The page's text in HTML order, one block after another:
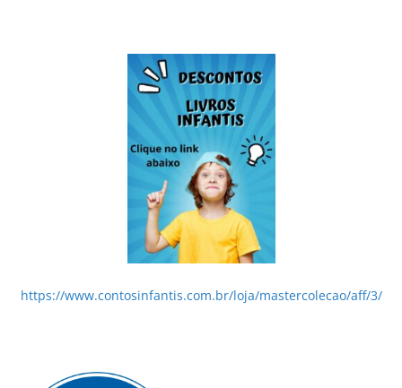
https://www.contosinfantis.com.br/loja/mastercolecao/aff/3/